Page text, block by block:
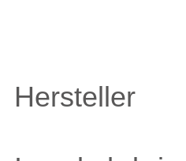
Hersteller